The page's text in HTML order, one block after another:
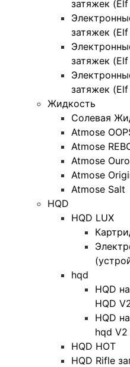
затяжек
затяжек
затяжек
затяжек
Жидкость
Солевая
Atmose
Atmose
Atmose
Atmose
Atmose Salt
HQD
HQD LUX
hqd
HQD
HQD
HQD
hqd V2
HQD HOT
HQD Rifle